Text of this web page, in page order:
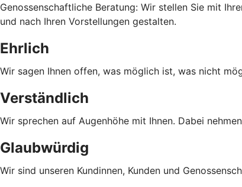
Genossenschaftliche Beratung: Wir stellen Sie mit
und nach Ihren Vorstellungen gestalten.
Ehrlich
Wir sagen Ihnen offen, was möglich ist, was nicht
Verständlich
Wir sprechen auf Augenhöhe mit Ihnen. Dabei
Glaubwürdig
Wir sind unseren Kundinnen, Kunden und